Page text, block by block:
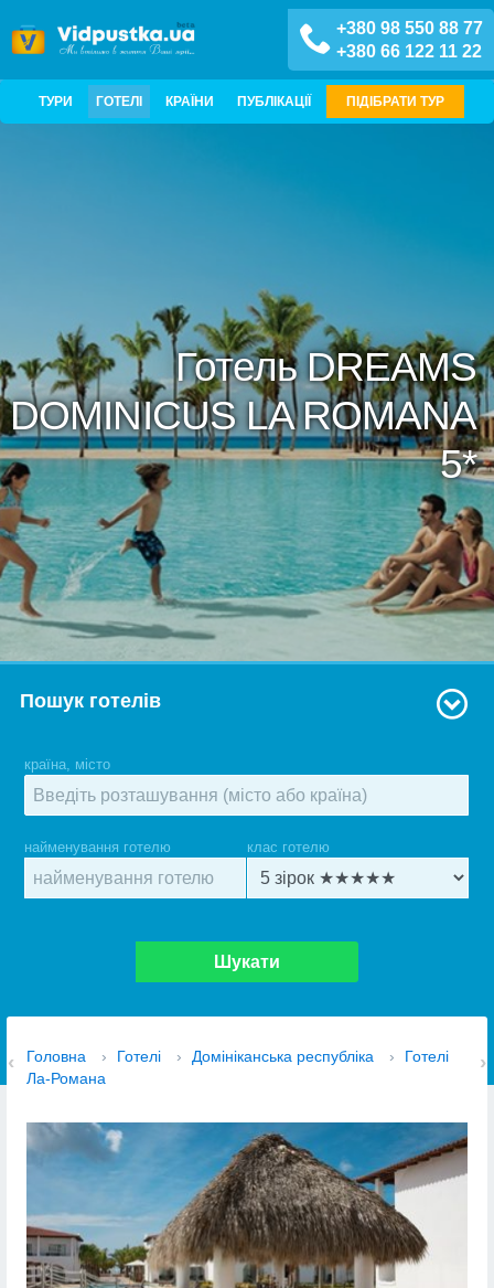
+380 98 550 88 77
+380 66 122 11 22
ТУРИ ГОТЕЛІ КРАЇНИ ПУБЛІКАЦІЇ ПІДІБРАТИ ТУР
Готель DREAMS
DOMINICUS LA ROMANA
5*
Пошук готелів
країна, місто
найменування готелю клас готелю
Шукати
Головна › Готелі › Домініканська республіка ›
Готелі
Ла-Романа